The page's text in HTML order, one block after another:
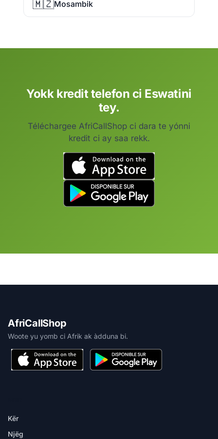
🇲🇿Mosambik
Yokk kredit telefon ci Eswatini
tey.
Téléchargee AfriCallShop ci dara te yónni
kredit ci ay saa rekk.
AfriCallShop
Woote yu yomb ci Afrik ak àdduna bi.
Kër
Njëg